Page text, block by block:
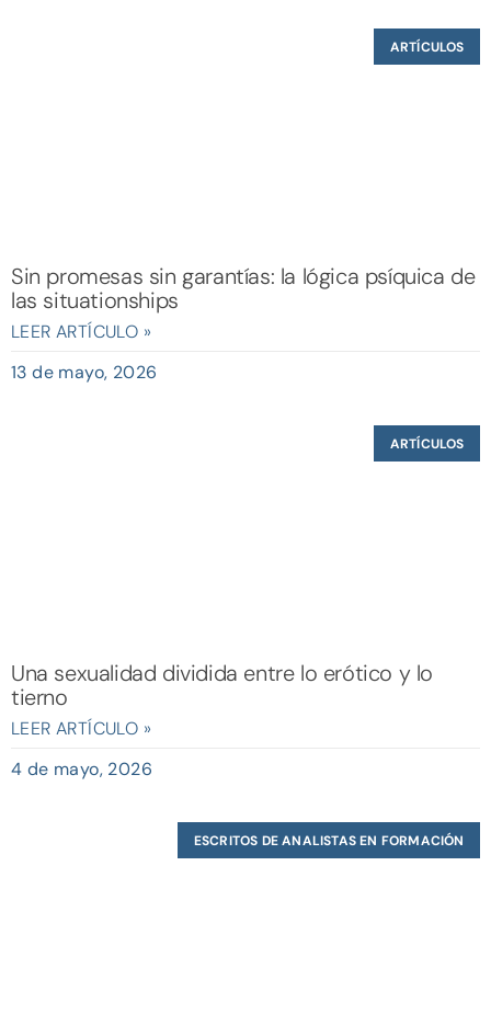
ARTÍCULOS
Sin promesas sin garantías: la lógica psíquica de
las situationships
LEER ARTÍCULO »
13 de mayo, 2026
ARTÍCULOS
Una sexualidad dividida entre lo erótico y lo
tierno
LEER ARTÍCULO »
4 de mayo, 2026
ESCRITOS DE ANALISTAS EN FORMACIÓN